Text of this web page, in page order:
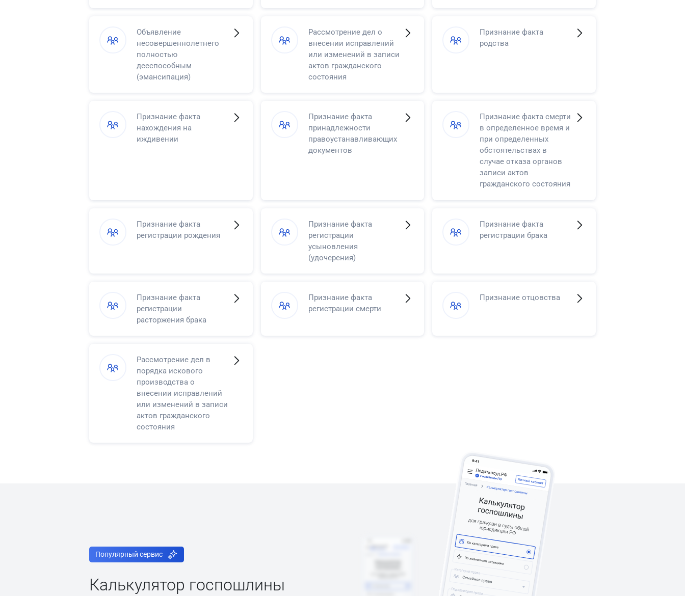
восемнадцати лет права
самостоятельно
Объявление
несовершеннолетнего
полностью
дееспособным
(эмансипация)
Рассмотрение дел о
внесении исправлений
или изменений в записи
актов гражданского
состояния
Признание факта
родства
Признание факта
нахождения на
иждивении
Признание факта
принадлежности
правоустанавливающих
документов
Признание факта смерти
в определенное время и
при определенных
обстоятельствах в
случае отказа органов
записи актов
гражданского состояния
Признание факта
регистрации рождения
Признание факта
регистрации
усыновления
(удочерения)
Признание факта
регистрации брака
Признание факта
регистрации
расторжения брака
Признание факта
регистрации смерти
Признание отцовства
Рассмотрение дел в
порядка искового
производства о
внесении исправлений
или изменений в записи
актов гражданского
состояния
Популярный сервис
Калькулятор госпошлины